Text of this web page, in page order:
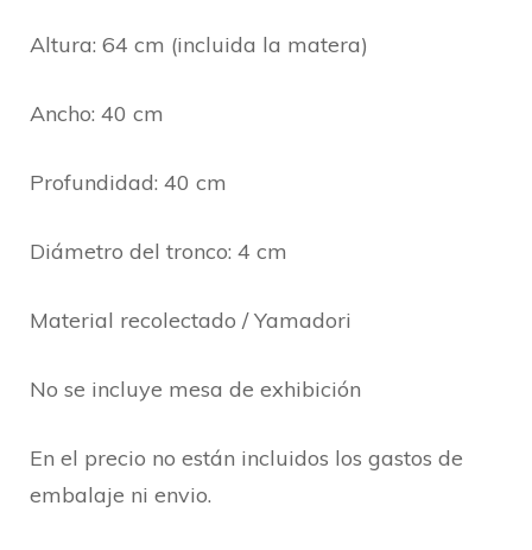
Altura: 64 cm (incluida la matera)
Ancho: 40 cm
Profundidad: 40 cm
Diámetro del tronco: 4 cm
Material recolectado / Yamadori
No se incluye mesa de exhibición
En el precio no están incluidos los gastos de
embalaje ni envio.